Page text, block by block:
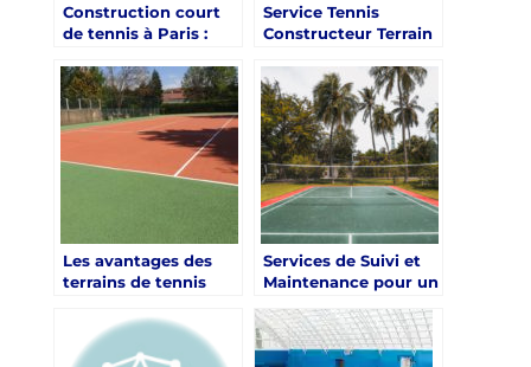
Construction court
de tennis à Paris :
options de service
tennis pour des
courts résistants aux
intempéries
extrêmes ?
Service Tennis
Constructeur Terrain
Synthétique à Nice :
Une Réputation
Internationale
Les avantages des
terrains de tennis
amortissantes pour
les articulations
Services de Suivi et
Maintenance pour un
Nice, Alpes-Maritimes